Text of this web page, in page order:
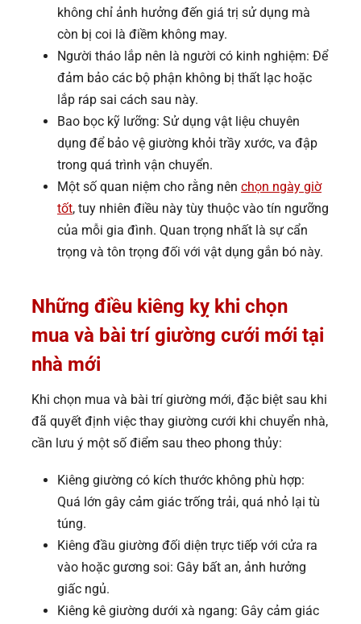
không chỉ ảnh hưởng đến giá trị sử dụng mà
còn bị coi là điềm không may.
Người tháo lắp nên là người có kinh nghiệm: Để
đảm bảo các bộ phận không bị thất lạc hoặc
lắp ráp sai cách sau này.
Bao bọc kỹ lưỡng: Sử dụng vật liệu chuyên
dụng để bảo vệ giường khỏi trầy xước, va đập
trong quá trình vận chuyển.
Một số quan niệm cho rằng nên chọn ngày giờ
tốt, tuy nhiên điều này tùy thuộc vào tín ngưỡng
của mỗi gia đình. Quan trọng nhất là sự cẩn
trọng và tôn trọng đối với vật dụng gắn bó này.
Những điều kiêng kỵ khi chọn
mua và bài trí giường cưới mới tại
nhà mới
Khi chọn mua và bài trí giường mới, đặc biệt sau khi
đã quyết định việc thay giường cưới khi chuyển nhà,
cần lưu ý một số điểm sau theo phong thủy:
Kiêng giường có kích thước không phù hợp:
Quá lớn gây cảm giác trống trải, quá nhỏ lại tù
túng.
Kiêng đầu giường đối diện trực tiếp với cửa ra
vào hoặc gương soi: Gây bất an, ảnh hưởng
giấc ngủ.
Kiêng kê giường dưới xà ngang: Gây cảm giác